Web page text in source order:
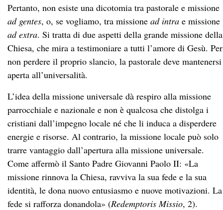
Pertanto, non esiste una dicotomia tra pastorale e missione
ad gentes, o, se vogliamo, tra missione ad intra e missione
ad extra. Si tratta di due aspetti della grande missione della
Chiesa, che mira a testimoniare a tutti l’amore di Gesù. Per
non perdere il proprio slancio, la pastorale deve mantenersi
aperta all’universalità.
L’idea della missione universale dà respiro alla missione
parrocchiale e nazionale e non è qualcosa che distolga i
cristiani dall’impegno locale né che li induca a disperdere
energie e risorse. Al contrario, la missione locale può solo
trarre vantaggio dall’apertura alla missione universale.
Come affermò il Santo Padre Giovanni Paolo II: «La
missione rinnova la Chiesa, ravviva la sua fede e la sua
identità, le dona nuovo entusiasmo e nuove motivazioni. La
fede si rafforza donandola» (Redemptoris Missio, 2).